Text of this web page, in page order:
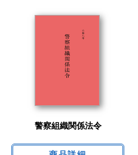
警察組織関係法令